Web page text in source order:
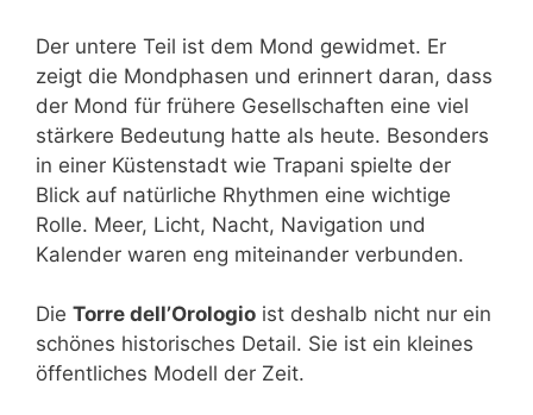
Der untere Teil ist dem Mond gewidmet. Er
zeigt die Mondphasen und erinnert daran, dass
der Mond für frühere Gesellschaften eine viel
stärkere Bedeutung hatte als heute. Besonders
in einer Küstenstadt wie Trapani spielte der
Blick auf natürliche Rhythmen eine wichtige
Rolle. Meer, Licht, Nacht, Navigation und
Kalender waren eng miteinander verbunden.
Die Torre dell’Orologio ist deshalb nicht nur ein
schönes historisches Detail. Sie ist ein kleines
öffentliches Modell der Zeit.